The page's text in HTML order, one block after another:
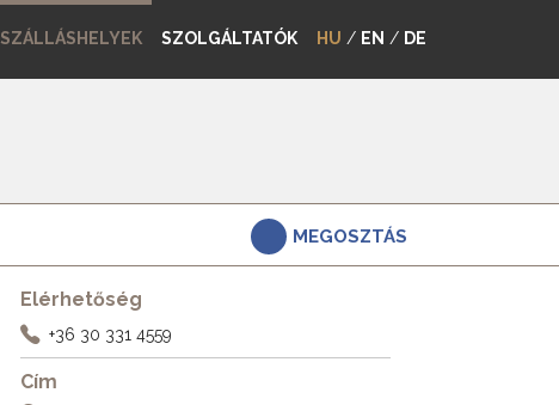
SZÁLLÁSHELYEK SZOLGÁLTATÓK HU / EN / DE
MEGOSZTÁS
Elérhetőség
+36 30 331 4559
Cím